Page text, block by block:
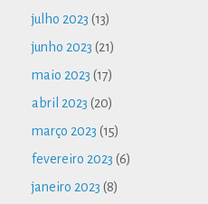
julho 2023 (13)
junho 2023 (21)
maio 2023 (17)
abril 2023 (20)
março 2023 (15)
fevereiro 2023 (6)
janeiro 2023 (8)